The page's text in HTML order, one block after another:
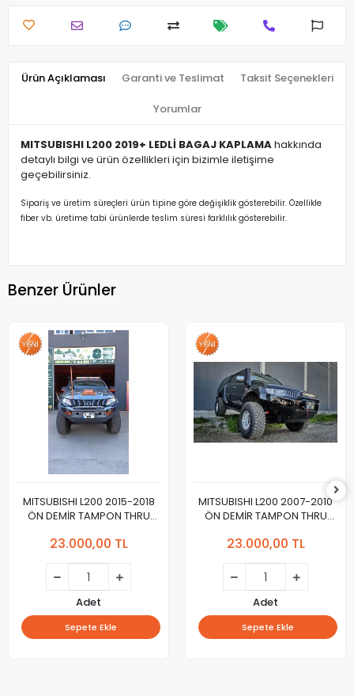
Ürün Açıklaması Garanti ve Teslimat Taksit Seçenekleri
Yorumlar
MITSUBISHI L200 2019+ LEDLİ BAGAJ KAPLAMAhakkında
detaylı bilgi ve ürün özellikleri için bizimle iletişime
geçebilirsiniz.
Sipariş ve üretim süreçleri ürün tipine göre değişiklik gösterebilir. Özellikle
fiber vb. üretime tabi ürünlerde teslim süresi farklılık gösterebilir.
Benzer Ürünler
MITSUBISHI L200 2015-2018
ÖN DEMİR TAMPON THRU
23.000,00 TL
Adet
Sepete Ekle
MITSUBISHI L200 2007-2010
ÖN DEMİR TAMPON THRU
23.000,00 TL
Adet
Sepete Ekle